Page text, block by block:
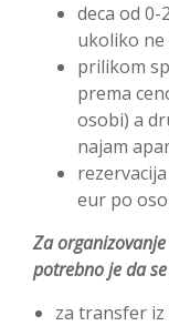
deca od
ukoliko
prilikom
prema
osobi) a
najam
eur po
Za
potrebno je da
za transfer iz